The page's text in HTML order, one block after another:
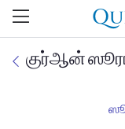
Jan Trust
குர்ஆன்